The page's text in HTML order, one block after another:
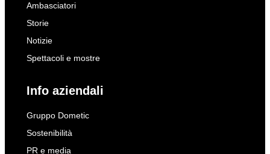
Ambasciatori
Storie
Notizie
Spettacoli e mostre
Info aziendali
Gruppo Dometic
Sostenibilità
PR e media